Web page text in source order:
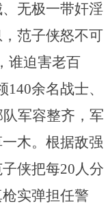
无极一带奸淫
范子侠怒不可
谁迫害老百
余名战士、
军容整齐，军
木。根据敌强
侠把每20人分
实弹担任警